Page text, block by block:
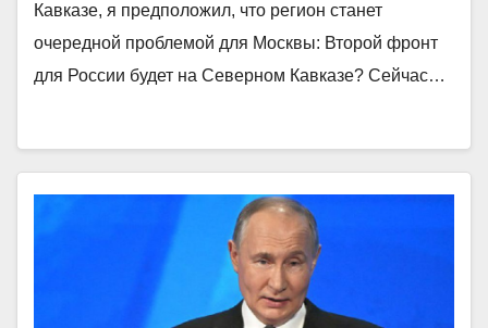
Кавказе, я предположил, что регион станет
очередной проблемой для Москвы: Второй фронт
для России будет на Северном Кавказе? Сейчас…